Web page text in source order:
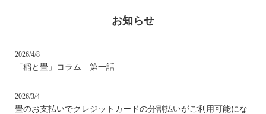
お知らせ
2026/4/8
「稲と畳」コラム 第一話
2026/3/4
畳のお支払いでクレジットカードの分割払いがご利用可能にな